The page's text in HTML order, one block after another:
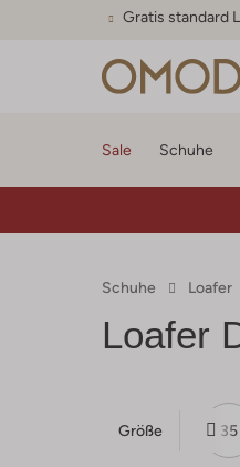
Gratis standard
Sale Schuhe
Schuhe Loafer
Loafer
Größe 35